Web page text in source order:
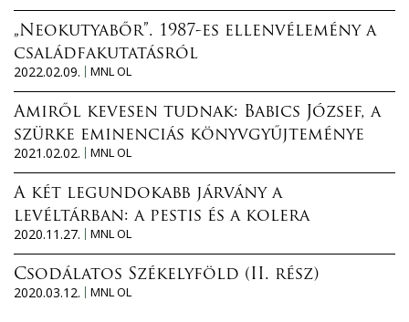
„Neokutyabőr”. 1987-es ellenvélemény a
családfakutatásról
2022.02.09.
MNL OL
Amiről kevesen tudnak: Babics József, a
szürke eminenciás könyvgyűjteménye
2021.02.02.
MNL OL
A két legundokabb járvány a
levéltárban: a pestis és a kolera
2020.11.27.
MNL OL
Csodálatos Székelyföld (II. rész)
2020.03.12.
MNL OL